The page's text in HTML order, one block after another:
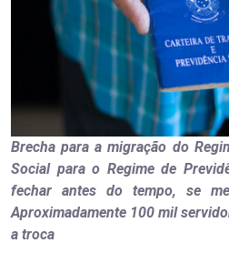
Brecha para a migração do
Social para o Regime de
fechar antes do tempo, se
Aproximadamente 100 mil
a troca